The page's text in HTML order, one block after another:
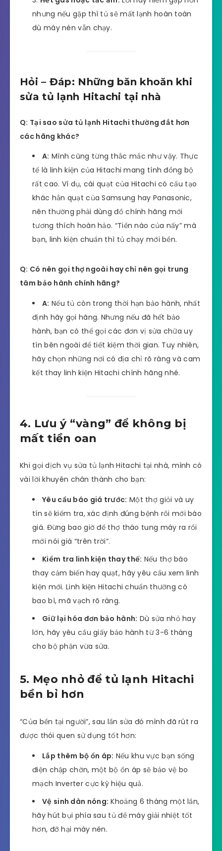
nhưng nếu gặp thì tủ sẽ mất lạnh hoàn toàn
dù máy nén vẫn chạy.
Hỏi – Đáp: Những băn khoăn khi
sửa tủ lạnh Hitachi tại nhà
Q: Tại sao sửa tủ lạnh Hitachi thường đắt hơn
các hãng khác?
A: Mình cũng từng thắc mắc như vậy. Thực
tế là linh kiện của Hitachi mang tính đồng bộ
rất cao. Ví dụ, cái quạt của Hitachi có cấu tạo
khác hẳn quạt của Samsung hay Panasonic,
nên thường phải dùng đồ chính hãng mới
tương thích hoàn hảo. “Tiền nào của nấy” mà
bạn, linh kiện chuẩn thì tủ chạy mới bền.
Q: Có nên gọi thợ ngoài hay chỉ nên gọi trung
tâm bảo hành chính hãng?
A: Nếu tủ còn trong thời hạn bảo hành, nhất
định hãy gọi hãng. Nhưng nếu đã hết bảo
hành, bạn có thể gọi các đơn vị sửa chữa uy
tín bên ngoài để tiết kiệm thời gian. Tuy nhiên,
hãy chọn những nơi có địa chỉ rõ ràng và cam
kết thay linh kiện Hitachi chính hãng nhé.
4. Lưu ý “vàng” để không bị
mất tiền oan
Khi gọi dịch vụ sửa tủ lạnh Hitachi tại nhà, mình có
vài lời khuyên chân thành cho bạn:
Yêu cầu báo giá trước: Một thợ giỏi và uy
tín sẽ kiểm tra, xác định đúng bệnh rồi mới báo
giá. Đừng bao giờ để thợ tháo tung máy ra rồi
mới nói giá “trên trời”.
Kiểm tra linh kiện thay thế: Nếu thợ báo
thay cảm biến hay quạt, hãy yêu cầu xem linh
kiện mới. Linh kiện Hitachi chuẩn thường có
bao bì, mã vạch rõ ràng.
Giữ lại hóa đơn bảo hành: Dù sửa nhỏ hay
lớn, hãy yêu cầu giấy bảo hành từ 3-6 tháng
cho bộ phận vừa sửa.
5. Mẹo nhỏ để tủ lạnh Hitachi
bền bỉ hơn
“Của bền tại người”, sau lần sửa đó mình đã rút ra
được thói quen sử dụng tốt hơn:
Lắp thêm bộ ổn áp: Nếu khu vực bạn sống
điện chập chờn, một bộ ổn áp sẽ bảo vệ bo
mạch Inverter cực kỳ hiệu quả.
Vệ sinh dàn nóng: Khoảng 6 tháng một lần,
hãy hút bụi phía sau tủ để máy giải nhiệt tốt
hơn, đỡ hại máy nén.